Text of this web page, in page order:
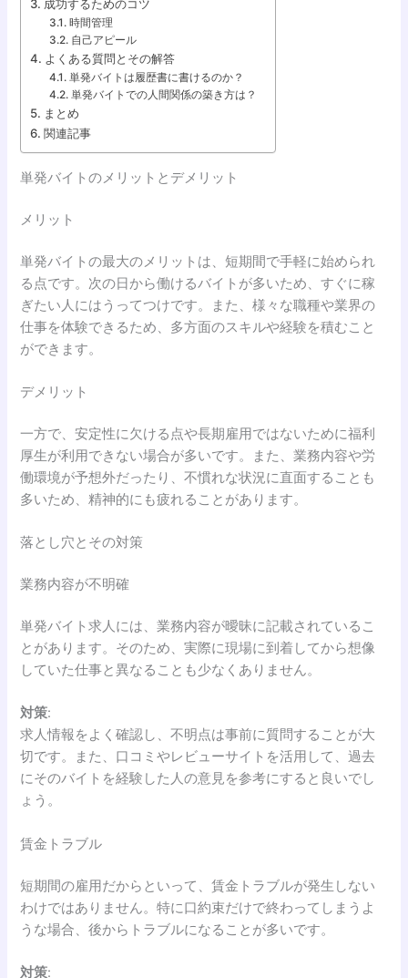
成功するためのコツ
時間管理
自己アピール
よくある質問とその解答
単発バイトは履歴書に書けるのか？
単発バイトでの人間関係の築き方は？
まとめ
関連記事
単発バイトのメリットとデメリット
メリット
単発バイトの最大のメリットは、短期間で手軽に始められ
る点です。次の日から働けるバイトが多いため、すぐに稼
ぎたい人にはうってつけです。また、様々な職種や業界の
仕事を体験できるため、多方面のスキルや経験を積むこと
ができます。
デメリット
一方で、安定性に欠ける点や長期雇用ではないために福利
厚生が利用できない場合が多いです。また、業務内容や労
働環境が予想外だったり、不慣れな状況に直面することも
多いため、精神的にも疲れることがあります。
落とし穴とその対策
業務内容が不明確
単発バイト求人には、業務内容が曖昧に記載されているこ
とがあります。そのため、実際に現場に到着してから想像
していた仕事と異なることも少なくありません。
対策:
求人情報をよく確認し、不明点は事前に質問することが大
切です。また、口コミやレビューサイトを活用して、過去
にそのバイトを経験した人の意見を参考にすると良いでし
ょう。
賃金トラブル
短期間の雇用だからといって、賃金トラブルが発生しない
わけではありません。特に口約束だけで終わってしまうよ
うな場合、後からトラブルになることが多いです。
対策: